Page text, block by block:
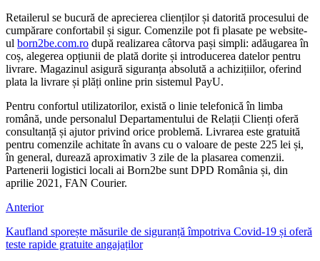
Retailerul se bucură de aprecierea clienților și datorită procesului de
cumpărare confortabil și sigur. Comenzile pot fi plasate pe website-
ul born2be.com.ro după realizarea câtorva pași simpli: adăugarea în
coș, alegerea opțiunii de plată dorite și introducerea datelor pentru
livrare. Magazinul asigură siguranța absolută a achizițiilor, oferind
plata la livrare și plăți online prin sistemul PayU.
Pentru confortul utilizatorilor, există o linie telefonică în limba
română, unde personalul Departamentului de Relații Clienți oferă
consultanță și ajutor privind orice problemă. Livrarea este gratuită
pentru comenzile achitate în avans cu o valoare de peste 225 lei și,
în general, durează aproximativ 3 zile de la plasarea comenzii.
Partenerii logistici locali ai Born2be sunt DPD România și, din
aprilie 2021, FAN Courier.
Anterior
Kaufland sporește măsurile de siguranță împotriva Covid-19 și oferă
teste rapide gratuite angajaților